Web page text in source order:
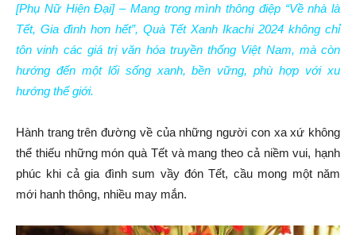
[Phụ Nữ Hiện Đại] – Mang trong mình thông điệp “Về nhà là
Tết, Gia đình hơn hết”, Quà Tết Xanh Ikachi 2024 không chỉ
tôn vinh các giá trị văn hóa truyền thống Việt Nam, mà còn
hướng đến một lối sống xanh, bền vững, phù hợp với xu
hướng thế giới.
Hành trang trên đường về của những người con xa xứ không
thể thiếu những món quà Tết và mang theo cả niềm vui, hạnh
phúc khi cả gia đình sum vầy đón Tết, cầu mong một năm
mới hanh thông, nhiều may mắn.